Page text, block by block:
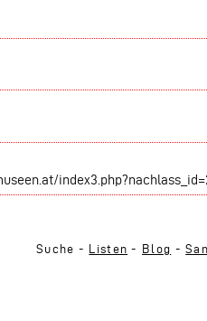
Suche - Listen - Blog -